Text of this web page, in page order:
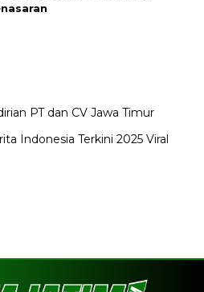
PT dan CV Jawa Timur
Indonesia Terkini 2025 Viral